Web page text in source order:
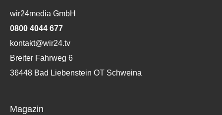
wir24media GmbH
0800 4044 677
kontakt@wir24.tv
Breiter Fahrweg 6
36448 Bad Liebenstein OT Schweina
Magazin